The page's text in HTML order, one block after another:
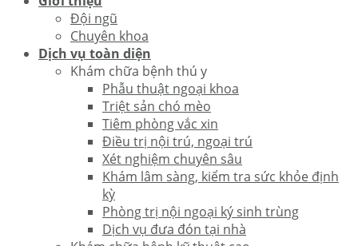
Đội ngũ
Chuyên khoa
Dịch vụ toàn diện
Khám chữa bệnh thú y
Phẫu thuật ngoại khoa
Triệt sản chó mèo
Tiêm phòng vắc xin
Điều trị nội trú, ngoại trú
Xét nghiệm chuyên sâu
Khám lâm sàng, kiểm tra sức khỏe định
kỳ
Phòng trị nội ngoại ký sinh trùng
Dịch vụ đưa đón tại nhà